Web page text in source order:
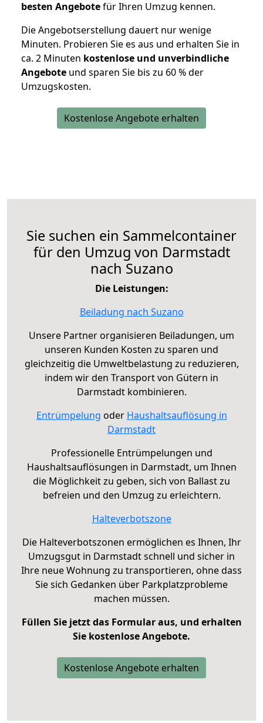
besten Angebotefür Ihren Umzug kennen.
Die Angebotserstellung dauert nur wenige
Minuten. Probieren Sie es aus und erhalten Sie in
ca. 2 Minuten kostenlose und unverbindliche
Angebote und sparen Sie bis zu 60 % der
Umzugskosten.
Kostenlose Angebote erhalten
Sie suchen ein Sammelcontainer
für den Umzug von Darmstadt
nach Suzano
Die Leistungen:
Beiladung nach Suzano
Unsere Partner organisieren Beiladungen, um
unseren Kunden Kosten zu sparen und
gleichzeitig die Umweltbelastung zu reduzieren,
indem wir den Transport von Gütern in
Darmstadt kombinieren.
Entrümpelung oder Haushaltsauflösung in
Darmstadt
Professionelle Entrümpelungen und
Haushaltsauflösungen in Darmstadt, um Ihnen
die Möglichkeit zu geben, sich von Ballast zu
befreien und den Umzug zu erleichtern.
Halteverbotszone
Die Halteverbotszonen ermöglichen es Ihnen, Ihr
Umzugsgut in Darmstadt schnell und sicher in
Ihre neue Wohnung zu transportieren, ohne dass
Sie sich Gedanken über Parkplatzprobleme
machen müssen.
Füllen Sie jetzt das Formular aus, und erhalten
Sie kostenlose Angebote.
Kostenlose Angebote erhalten